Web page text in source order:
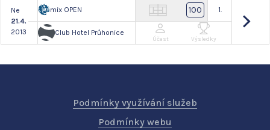
Ne
21.4.
2013
mix OPEN
Club Hotel Průhonice
100 1.
Účast Výsledky
Podmínky využívání služeb
Podmínky webu